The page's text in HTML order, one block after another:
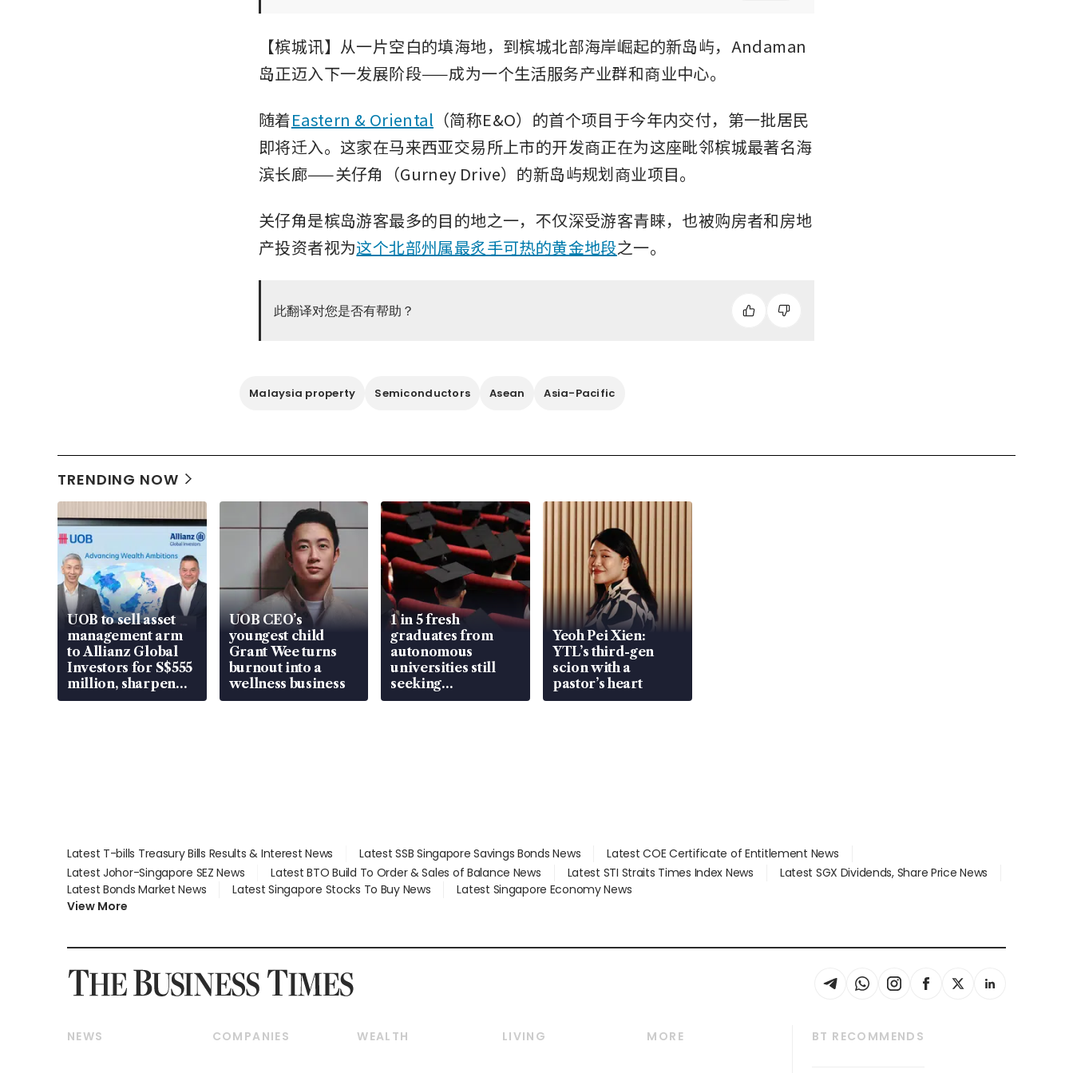
【槟城讯】从一片空白的填海地，到槟城北部海岸崛起的新岛屿，Andaman
岛正迈入下一发展阶段——成为一个生活服务产业群和商业中心。
随着Eastern & Oriental （简称E&O）的首个项目于今年内交付，第一批居民
即将迁入。这家在马来西亚交易所上市的开发商正在为这座毗邻槟城最著名海
滨长廊——关仔角（Gurney Drive）的新岛屿规划商业项目。
关仔角是槟岛游客最多的目的地之一，不仅深受游客青睐，也被购房者和房地
产投资者视为这个北部州属最炙手可热的黄金地段之一。
此翻译对您是否有帮助？
Malaysia property Semiconductors Asean Asia-Pacific
TRENDING NOW
UOB to sell asset
management arm
to Allianz Global
Investors for S$555
million, sharpen
wealth advisory
UOB CEO’s
youngest child
Grant Wee turns
burnout into a
wellness business
1 in 5 fresh
graduates from
autonomous
universities still
seeking
employment: MOM
Yeoh Pei Xien:
YTL’s third-gen
scion with a
pastor’s heart
Latest T-bills Treasury Bills Results & Interest News Latest SSB Singapore Savings Bonds News
Latest COE Certificate of Entitlement News
Latest Johor-Singapore SEZ News
Latest BTO Build To Order & Sales of Balance News Latest STI Straits Times Index News
Latest SGX Dividends, Share Price News
Latest Bonds Market News
Latest Singapore Stocks To Buy News
Latest Singapore Economy News
View More
NEWS
COMPANIES
WEALTH
LIVING
MORE
BT RECOMMENDS